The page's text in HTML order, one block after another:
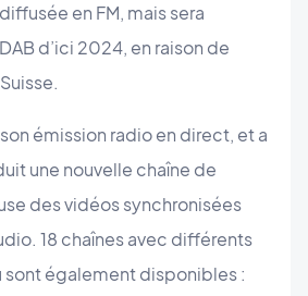
en FM, mais sera
d’ici 2024, en raison de
émission radio en direct, et a
une nouvelle chaîne de
des vidéos synchronisées
18 chaînes avec différents
également disponibles :